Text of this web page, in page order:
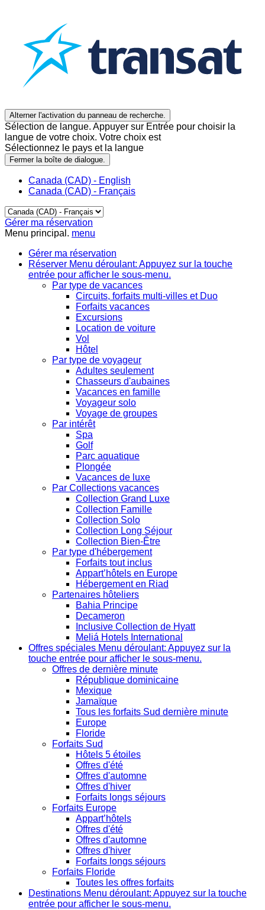
Alterner l'activation du panneau de recherche.
Sélection de langue. Appuyer sur Entrée pour choisir la
langue de votre choix. Votre choix est
Sélectionnez le pays et la langue
Fermer la boîte de dialogue.
Canada (CAD) - English
Canada (CAD) - Français
Gérer ma réservation
Menu principal. menu
Gérer ma réservation
Réserver Menu déroulant: Appuyez sur la touche
entrée pour afficher le sous-menu.
Par type de vacances
Circuits, forfaits multi-villes et Duo
Forfaits vacances
Excursions
Location de voiture
Vol
Hôtel
Par type de voyageur
Adultes seulement
Chasseurs d'aubaines
Vacances en famille
Voyageur solo
Voyage de groupes
Par intérêt
Spa
Golf
Parc aquatique
Plongée
Vacances de luxe
Par Collections vacances
Collection Grand Luxe
Collection Famille
Collection Solo
Collection Long Séjour
Collection Bien-Être
Par type d'hébergement
Forfaits tout inclus
Appart’hôtels en Europe
Hébergement en Riad
Partenaires hôteliers
Bahia Principe
Decameron
Inclusive Collection de Hyatt
Meliá Hotels International
Offres spéciales Menu déroulant: Appuyez sur la
touche entrée pour afficher le sous-menu.
Offres de dernière minute
République dominicaine
Mexique
Jamaïque
Tous les forfaits Sud dernière minute
Europe
Floride
Forfaits Sud
Hôtels 5 étoiles
Offres d'été
Offres d'automne
Offres d'hiver
Forfaits longs séjours
Forfaits Europe
Appart’hôtels
Offres d'été
Offres d'automne
Offres d'hiver
Forfaits longs séjours
Forfaits Floride
Toutes les offres forfaits
Destinations Menu déroulant: Appuyez sur la touche
entrée pour afficher le sous-menu.